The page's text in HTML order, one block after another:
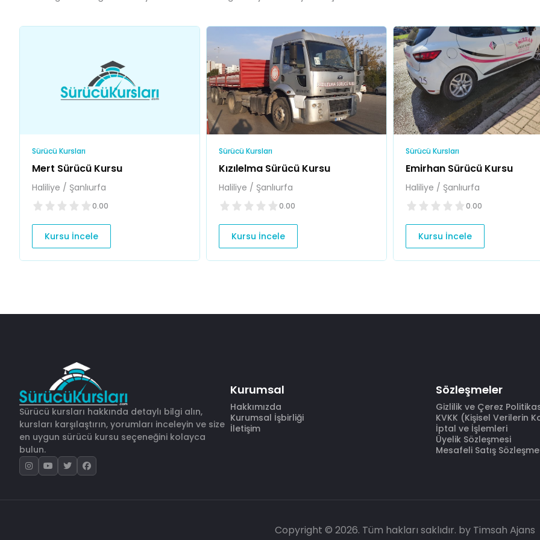
Sürücü Kursları
Mert Sürücü Kursu
Haliliye / Şanlıurfa
0.00
Kursu İncele
Sürücü Kursları
Kızılelma Sürücü Kursu
Haliliye / Şanlıurfa
0.00
Kursu İncele
Sürücü Kursları
Emirhan Sürücü Kursu
Haliliye / Şanlıurfa
0.00
Kursu İncele
Sürücü kursları hakkında detaylı bilgi alın,
kursları karşılaştırın, yorumları inceleyin ve size
en uygun sürücü kursu seçeneğini kolayca
bulun.
Kurumsal
Hakkımızda
Kurumsal İşbirliği
İletişim
Sözleşmeler
Gizlilik ve Çerez
KVKK (Kişisel Verilerin
İptal ve İşlemleri
Üyelik Sözleşmesi
Mesafeli Satış
Copyright © 2026. Tüm hakları saklıdır. by Timsah Ajans